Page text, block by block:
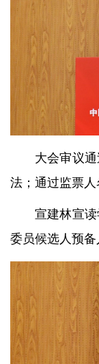
大会审议
法；通过监票人
宣建林宣
委员候选人预备